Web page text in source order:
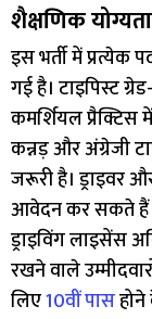
शैक्षणिक योग्यता
इस भर्ती में
गई है। टाइपिस्ट
कमर्शियल प्रैक्टिस में
कन्नड़ और अंग्रेजी
जरूरी है। ड्राइवर
आवेदन कर सकते हैं।
ड्राइविंग लाइसेंस
रखने वाले
लिए10वीं पास